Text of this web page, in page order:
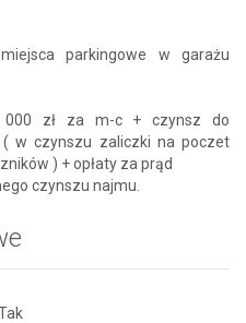
parkingowe w garażu
zł za m-c + czynsz do
w czynszu zaliczki na poczet
) + opłaty za prąd
czynszu najmu.